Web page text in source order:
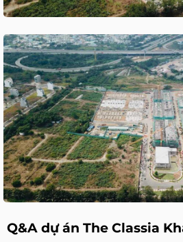
Q&A dự án The Classia